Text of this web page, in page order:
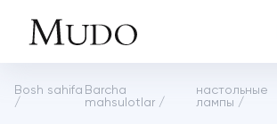
Bosh sahifa
/
Barcha
mahsulotlar/
настольные
лампы /